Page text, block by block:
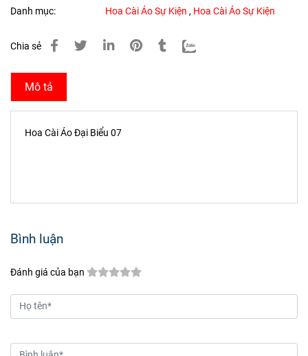
Danh mục: Hoa Cài Áo Sự Kiện , Hoa Cài Áo Sự Kiện
Chia sẻ
Mô tả
Hoa Cài Áo Đại Biểu 07
Bình luận
Đánh giá của bạn